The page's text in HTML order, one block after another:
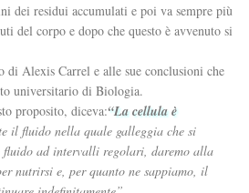
dei residui accumulati e poi va sempre più
del corpo e dopo che questo è avvenuto si
di Alexis Carrel e alle sue conclusioni che
universitario di Biologia.
proposito, diceva:“La cellula è
il fluido nella quale galleggia che si
fluido ad intervalli regolari, daremo alla
nutrirsi e, per quanto ne sappiamo, il